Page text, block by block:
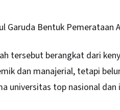
Garuda Bentuk Pemerataan
tersebut berangkat dari
dan manajerial, tetapi
universitas top nasional dan